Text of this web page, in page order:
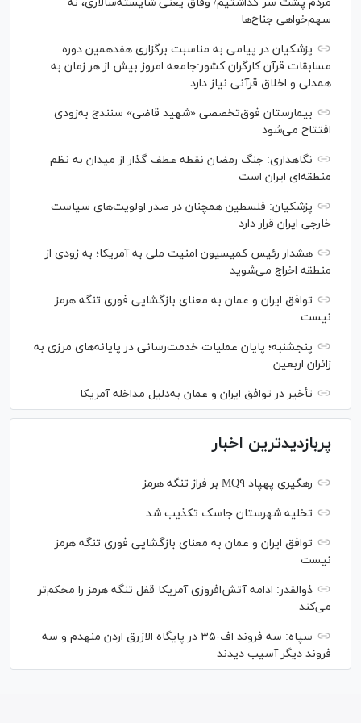
سهم‌خواهی جناح‌ها
پزشکیان در پیامی به مناسبت برگزاری هفدهمین دوره
مسابقات قرآن کارگران کشور:جامعه امروز بیش از هر زمان به
همدلی و اخلاق قرآنی نیاز دارد
بیمارستان فوق‌تخصصی «شهید قاضی» سنندج به‌زودی
افتتاح می‌شود
نگاهداری: جنگ رمضان نقطه عطف گذار از میدان به نظم
منطقه‌ای ایران است
پزشکیان: فلسطین همچنان در صدر اولویت‌های سیاست
خارجی ایران قرار دارد
هشدار رئیس کمیسیون امنیت ملی به آمریکا؛ به زودی از
منطقه اخراج می‌شوید
توافق ایران و عمان به معنای بازگشایی فوری تنگه هرمز
نیست
پنجشنبه؛ پایان ﻋﻤﻠﯿﺎﺕ ﺧﺪﻣﺖ‌ﺭﺳﺎﻧﯽ در پایانه‌های مرزی ﺑﻪ
ﺯﺍﺋﺮان ﺍﺭﺑﻌﯿﻦ
تأخیر در توافق ایران و عمان به‌دلیل مداخله آمریکا
پربازدیدترین اخبار
رهگیری پهپاد MQ۹ بر فراز تنگه هرمز
تخلیه شهرستان جاسک تکذیب شد
توافق ایران و عمان به معنای بازگشایی فوری تنگه هرمز
نیست
ذوالقدر: ادامه آتش‌افروزی آمریکا قفل تنگه هرمز را محکم‌تر
می‌کند
سپاه: سه فروند اف-۳۵ در پایگاه الازرق اردن منهدم و سه
فروند دیگر آسیب دیدند